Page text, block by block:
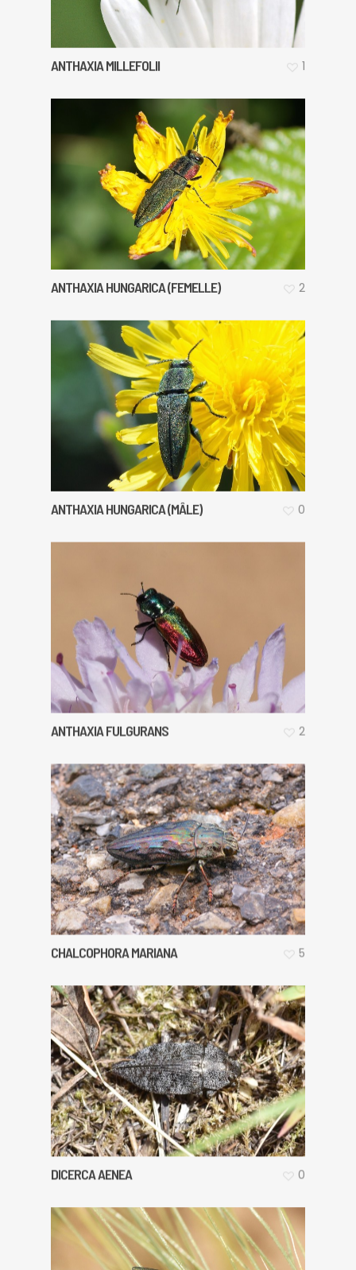
ANTHAXIA MILLEFOLII 1
ANTHAXIA HUNGARICA (FEMELLE) 2
ANTHAXIA HUNGARICA (MÂLE) 0
ANTHAXIA FULGURANS 2
CHALCOPHORA MARIANA 5
DICERCA AENEA 0